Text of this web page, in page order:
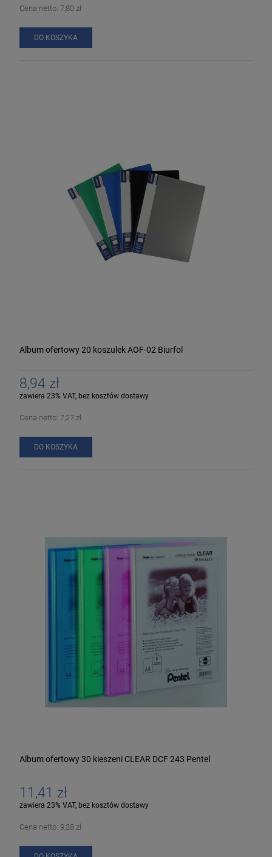
Cena netto: 7,80 zł
DO KOSZYKA
Album ofertowy 20 koszulek AOF-02 Biurfol
8,94 zł
zawiera 23% VAT, bez kosztów dostawy
Cena netto: 7,27 zł
DO KOSZYKA
Album ofertowy 30 kieszeni CLEAR DCF 243 Pentel
11,41 zł
zawiera 23% VAT, bez kosztów dostawy
Cena netto: 9,28 zł